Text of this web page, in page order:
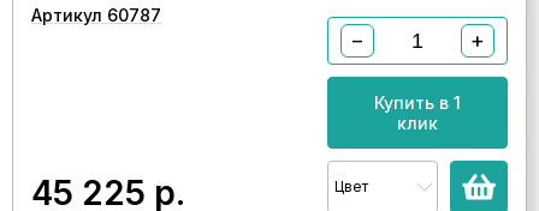
Артикул 60787
45 225 р.
− +
Купить в 1
клик
Цвет